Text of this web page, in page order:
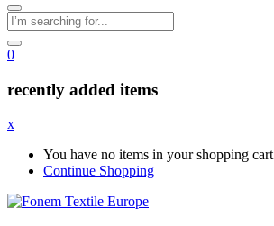
0
recently added items
x
You have no items in your shopping cart
Continue Shopping